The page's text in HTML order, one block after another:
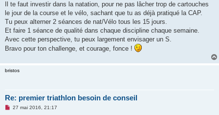
n
o
n
l
u
Il te faut investir dans la natation, pour ne pas lâcher trop de cartouches
le jour de la course et le vélo, sachant que tu as déjà pratiqué la CAP.
Tu peux alterner 2 séances de nat/Vélo tous les 15 jours.
Et faire 1 séance de qualité dans chaque discipline chaque semaine.
Avec cette perspective, tu peux largement envisager un S.
Bravo pour ton challenge, et courage, fonce !
bristos
Re: premier triathlon besoin de conseil
M27 mai 2016, 21:17